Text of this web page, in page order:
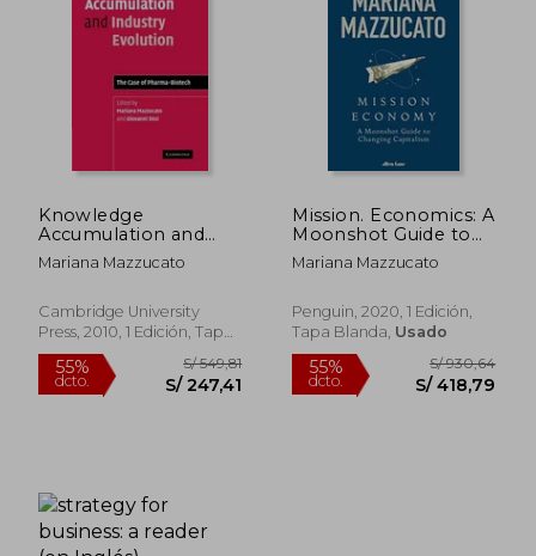
Knowledge
Accumulation and
Industry Evolution
Paperback (en
Mariana Mazzucato
Cambridge University
Press, 2010, 1 Edición, Tapa
Blanda, Nuevo
Mission. Economics: A
Moonshot Guide to
Changing Capitalism
(en Inglés)
Mariana Mazzucato
Penguin, 2020, 1 Edición,
Tapa Blanda, Usado